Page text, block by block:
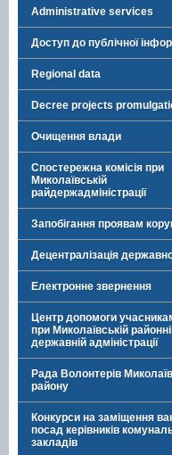
Administrative services
Доступ до публічної
Regional data
Decree projects
Очищення влади
Спостережна комісія при
Миколаївській
райдержадміністрації
Запобігання проявам
Децентралізація
Електронне звернення
Центр допомоги
при Миколаївській
державній адміністрації
Рада Волонтерів
району
Конкурси на заміщення
посад керівників
закладів